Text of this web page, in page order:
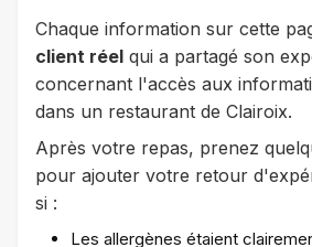
Chaque information sur cette
client réel qui a partagé son
concernant l'accès aux
dans un restaurant de Clairoix.
Après votre repas, prenez
pour ajouter votre retour
si :
Les allergènes étaient